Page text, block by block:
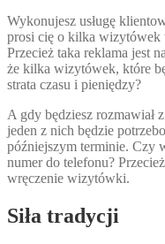
Wykonujesz usługę
prosi cię o kilka wizytówek
Przecież taka reklama jest
że kilka wizytówek, które
strata czasu i pieniędzy?
A gdy będziesz rozmawiał
jeden z nich będzie
późniejszym terminie. Czy
numer do telefonu?
wręczenie wizytówki.
Siła tradycji